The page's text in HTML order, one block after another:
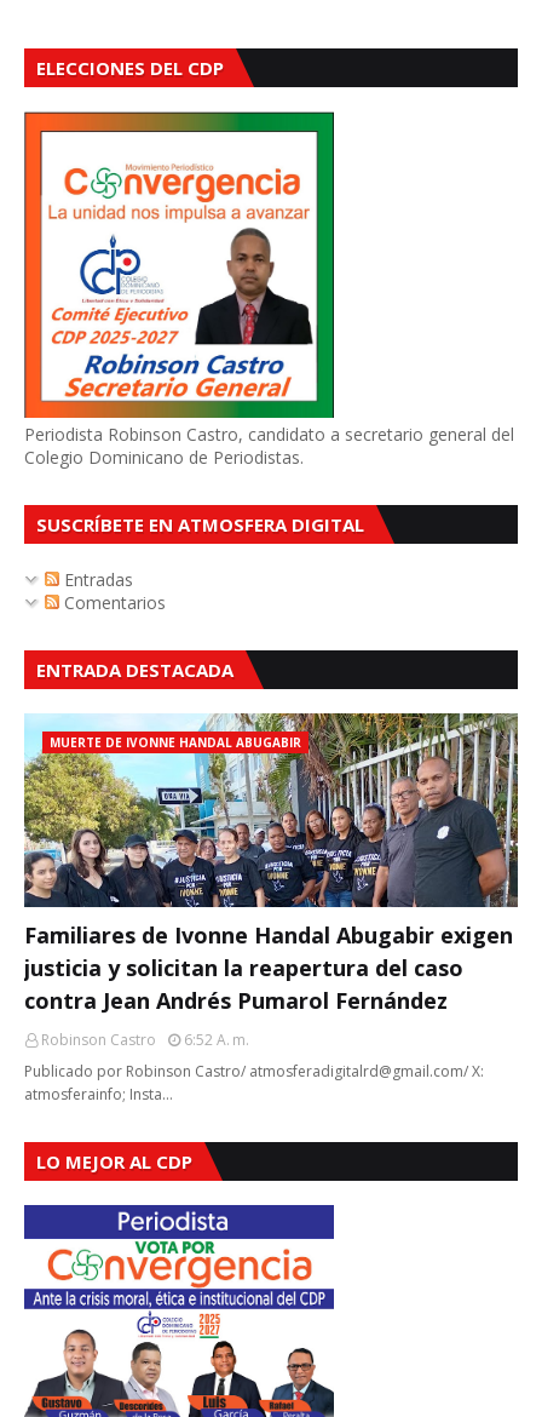
ELECCIONES DEL CDP
Periodista Robinson Castro, candidato a secretario general del
Colegio Dominicano de Periodistas.
SUSCRÍBETE EN ATMOSFERA DIGITAL
Entradas
Comentarios
ENTRADA DESTACADA
MUERTE DE IVONNE HANDAL ABUGABIR
Familiares de Ivonne Handal Abugabir exigen
justicia y solicitan la reapertura del caso
contra Jean Andrés Pumarol Fernández
Robinson Castro
6:52 A. M.
Publicado por Robinson Castro/ atmosferadigitalrd@gmail.com/ X:
atmosferainfo; Insta…
LO MEJOR AL CDP